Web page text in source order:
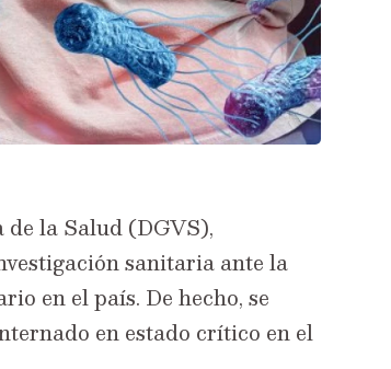
la Salud (DGVS),
sanitaria ante la
en el país. De hecho, se
en estado crítico en el